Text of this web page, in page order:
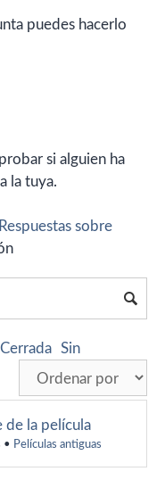
puedes hacerlo
si alguien ha
la tuya.
sobre
Cerrada Sin
de la película
• Películas antiguas